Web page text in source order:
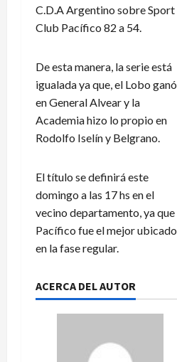
C.D.A Argentino sobre Sport
Club Pacífico 82 a 54.
De esta manera, la serie está
igualada ya que, el Lobo ganó
en General Alvear y la
Academia hizo lo propio en
Rodolfo Iselín y Belgrano.
El título se definirá este
domingo a las 17 hs en el
vecino departamento, ya que
Pacífico fue el mejor ubicado
en la fase regular.
ACERCA DEL AUTOR